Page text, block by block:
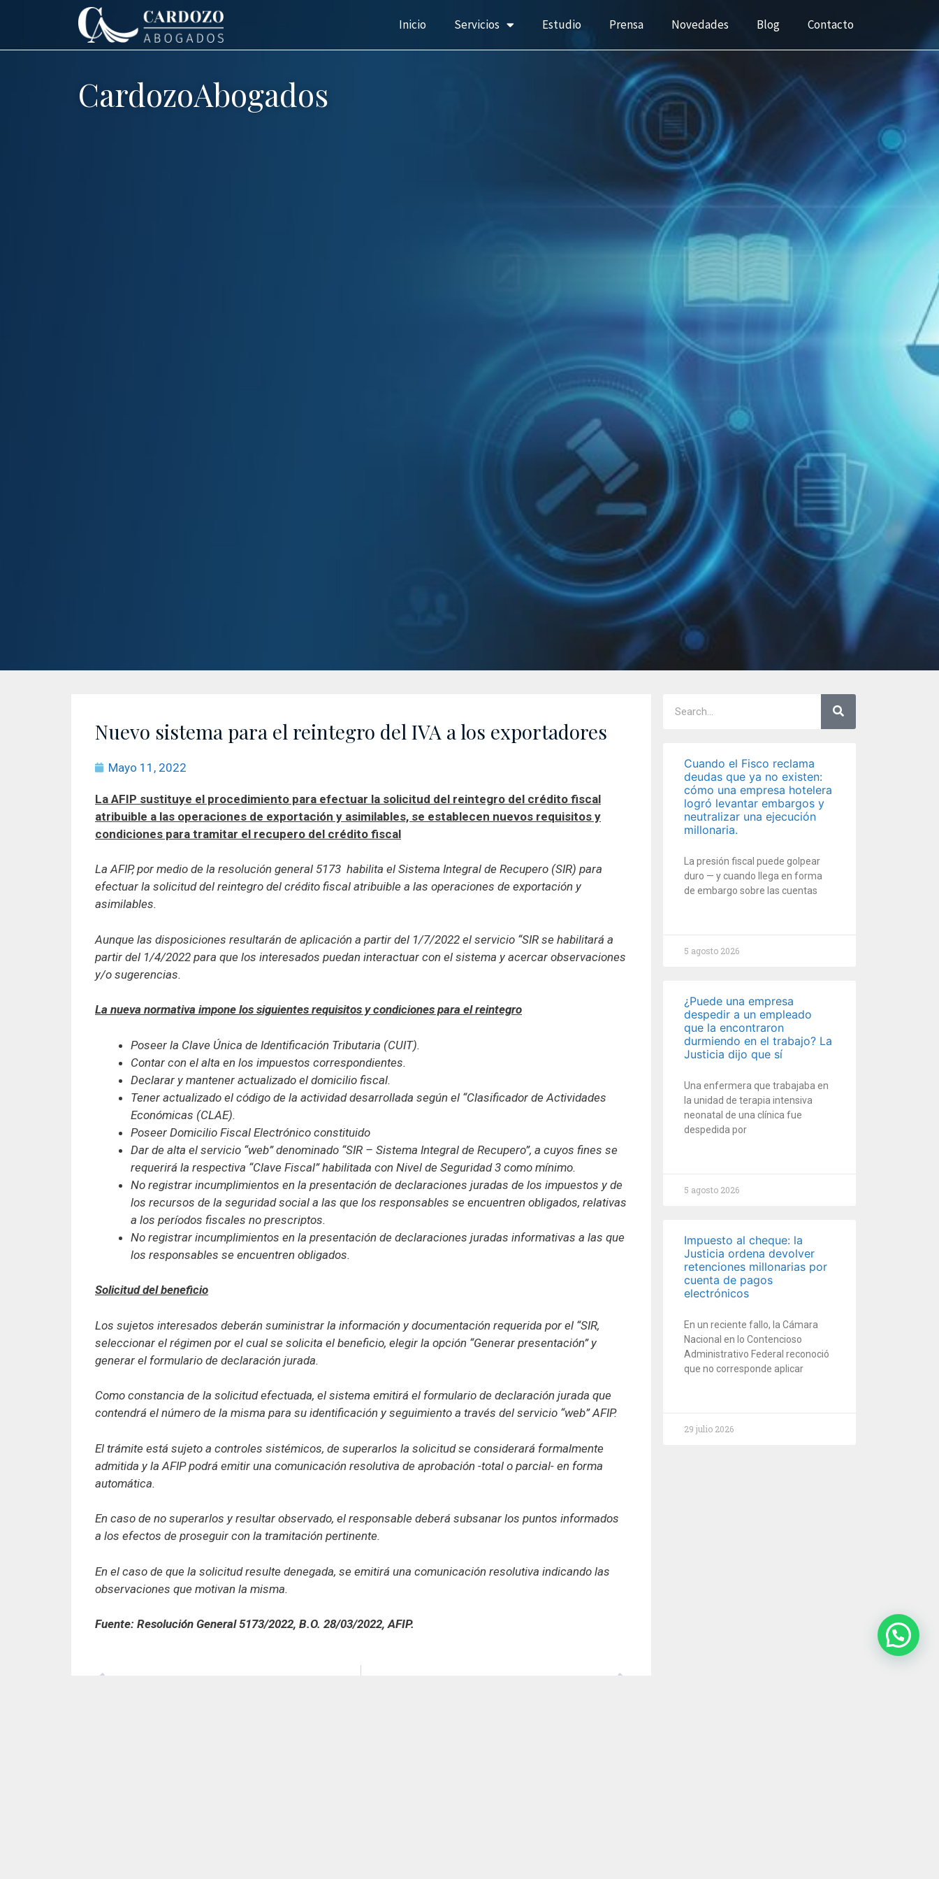
Inicio Servicios Estudio Prensa Novedades Blog Contacto
CardozoAbogados
Nuevo sistema para el reintegro del IVA a los exportadores
Mayo 11, 2022
La AFIP sustituye el procedimiento para efectuar la solicitud del reintegro del crédito fiscal
atribuible a las operaciones de exportación y asimilables, se establecen nuevos requisitos y
condiciones para tramitar el recupero del crédito fiscal
La AFIP, por medio de la resolución general 5173 habilita el Sistema Integral de Recupero (SIR) para
efectuar la solicitud del reintegro del crédito fiscal atribuible a las operaciones de exportación y
asimilables.
Aunque las disposiciones resultarán de aplicación a partir del 1/7/2022 el servicio “SIR se habilitará a
partir del 1/4/2022 para que los interesados puedan interactuar con el sistema y acercar observaciones
y/o sugerencias.
La nueva normativa impone los siguientes requisitos y condiciones para el reintegro
Poseer la Clave Única de Identificación Tributaria (CUIT).
Contar con el alta en los impuestos correspondientes.
Declarar y mantener actualizado el domicilio fiscal.
Tener actualizado el código de la actividad desarrollada según el “Clasificador de Actividades
Económicas (CLAE).
Poseer Domicilio Fiscal Electrónico constituido
Dar de alta el servicio “web” denominado “SIR – Sistema Integral de Recupero”, a cuyos fines se
requerirá la respectiva “Clave Fiscal” habilitada con Nivel de Seguridad 3 como mínimo.
No registrar incumplimientos en la presentación de declaraciones juradas de los impuestos y de
los recursos de la seguridad social a las que los responsables se encuentren obligados, relativas
a los períodos fiscales no prescriptos.
No registrar incumplimientos en la presentación de declaraciones juradas informativas a las que
los responsables se encuentren obligados.
Solicitud del beneficio
Los sujetos interesados deberán suministrar la información y documentación requerida por el “SIR,
seleccionar el régimen por el cual se solicita el beneficio, elegir la opción “Generar presentación” y
generar el formulario de declaración jurada.
Como constancia de la solicitud efectuada, el sistema emitirá el formulario de declaración jurada que
contendrá el número de la misma para su identificación y seguimiento a través del servicio “web” AFIP.
El trámite está sujeto a controles sistémicos, de superarlos la solicitud se considerará formalmente
admitida y la AFIP podrá emitir una comunicación resolutiva de aprobación -total o parcial- en forma
automática.
En caso de no superarlos y resultar observado, el responsable deberá subsanar los puntos informados
a los efectos de proseguir con la tramitación pertinente.
En el caso de que la solicitud resulte denegada, se emitirá una comunicación resolutiva indicando las
observaciones que motivan la misma.
Fuente: Resolución General 5173/2022, B.O. 28/03/2022, AFIP.
Cuando el Fisco reclama
deudas que ya no existen:
cómo una empresa hotelera
logró levantar embargos y
neutralizar una ejecución
millonaria.
La presión fiscal puede golpear
duro — y cuando llega en forma
de embargo sobre las cuentas
5 agosto 2026
¿Puede una empresa
despedir a un empleado
que la encontraron
durmiendo en el trabajo? La
Justicia dijo que sí
Una enfermera que trabajaba en
la unidad de terapia intensiva
neonatal de una clínica fue
despedida por
5 agosto 2026
Impuesto al cheque: la
Justicia ordena devolver
retenciones millonarias por
cuenta de pagos
electrónicos
En un reciente fallo, la Cámara
Nacional en lo Contencioso
Administrativo Federal reconoció
que no corresponde aplicar
29 julio 2026